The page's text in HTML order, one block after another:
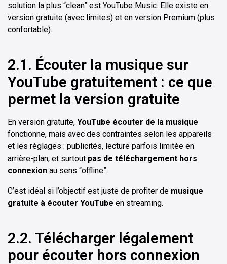
solution la plus “clean” est YouTube Music. Elle existe en
version gratuite (avec limites) et en version Premium (plus
confortable).
2.1. Écouter la musique sur
YouTube gratuitement : ce que
permet la version gratuite
En version gratuite, YouTube écouter de la musique
fonctionne, mais avec des contraintes selon les appareils
et les réglages : publicités, lecture parfois limitée en
arrière-plan, et surtout pas de téléchargement hors
connexion au sens “offline”.
C’est idéal si l’objectif est juste de profiter de musique
gratuite à écouter YouTube en streaming.
2.2. Télécharger légalement
pour écouter hors connexion